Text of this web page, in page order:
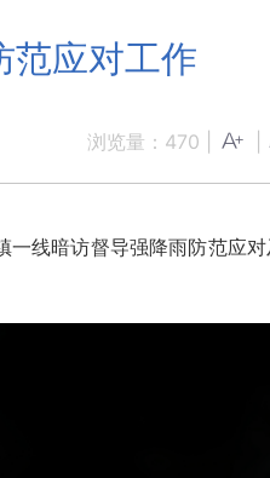
范应对工作
浏览量： 470
线暗访督导强降雨防范应